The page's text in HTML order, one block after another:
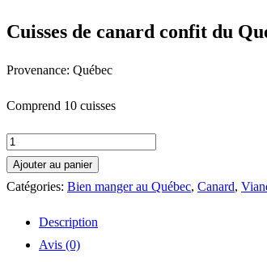
Cuisses de canard confit du
Provenance: Québec
Comprend 10 cuisses
quantité
de
Cuisses
canard
Ajouter au panier
Catégories: Bien manger au Québec, Canard,
Description
Avis (0)